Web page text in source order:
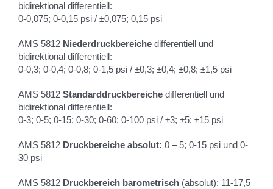
bidirektional differentiell:
0-0,075; 0-0,15 psi / ±0,075; 0,15 psi
AMS 5812 Niederdruckbereichedifferentiell und
bidirektional differentiell:
0-0,3; 0-0,4; 0-0,8; 0-1,5 psi / ±0,3; ±0,4; ±0,8; ±1,5 psi
AMS 5812 Standarddruckbereichedifferentiell und
bidirektional differentiell:
0-3; 0-5; 0-15; 0-30; 0-60; 0-100 psi / ±3; ±5; ±15 psi
AMS 5812 Druckbereiche absolut: 0 – 5; 0-15 psi und 0-
30 psi
AMS 5812 Druckbereich barometrisch(absolut): 11-17,5